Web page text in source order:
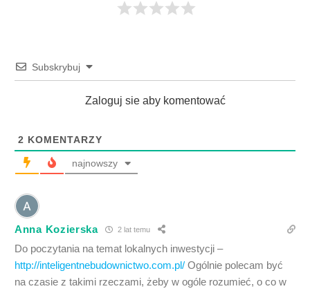
Subskrybuj
Zaloguj sie aby komentować
2 KOMENTARZY
najnowszy
Anna Kozierska 2 lat temu
Do poczytania na temat lokalnych inwestycji –
http://inteligentnebudownictwo.com.pl/ Ogólnie polecam być
na czasie z takimi rzeczami, żeby w ogóle rozumieć, o co w